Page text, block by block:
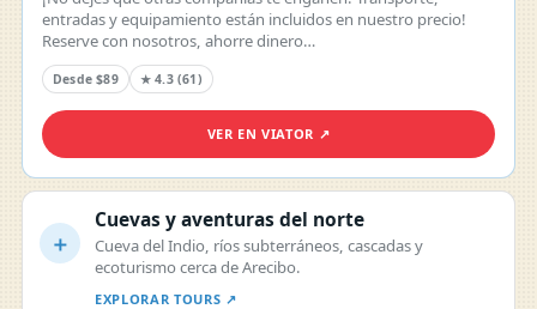
entradas y equipamiento están incluidos en nuestro precio!
Reserve con nosotros, ahorre dinero…
Desde $89 ★ 4.3 (61)
VER EN VIATOR ↗
＋
Cuevas y aventuras del norte
Cueva del Indio, ríos subterráneos, cascadas y
ecoturismo cerca de Arecibo.
EXPLORAR TOURS ↗